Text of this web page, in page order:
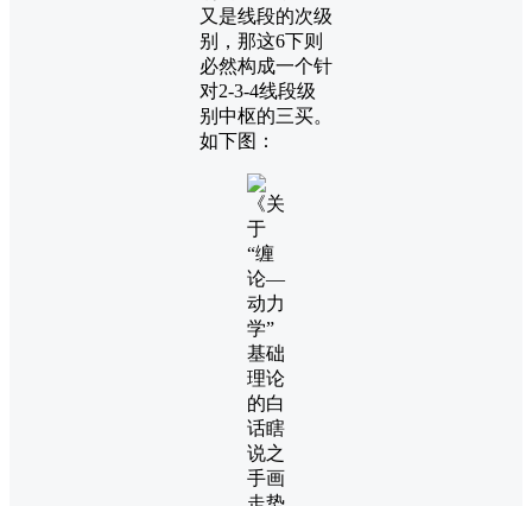
又是线段的次级
别，那这6下则
必然构成一个针
对2-3-4线段级
别中枢的三买。
如下图：